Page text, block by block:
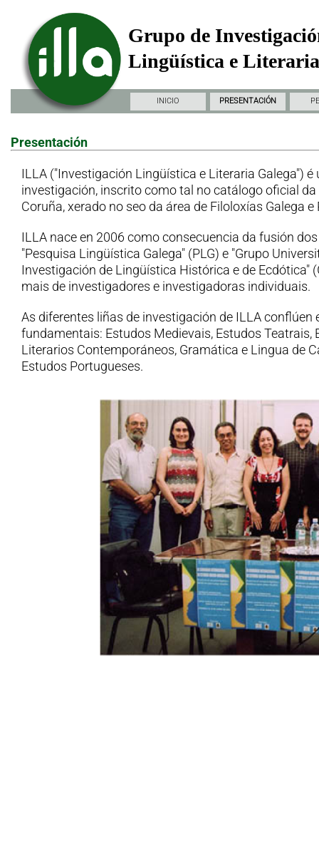
Grupo de
Lingüística e
INICIO PRESENTACIÓN
Presentación
ILLA ("Investigación Lingüística e Literaria Galega") é
investigación, inscrito como tal no catálogo oficial da
Coruña, xerado no seo da área de Filoloxías Galega e
ILLA nace en 2006 como consecuencia da fusión
"Pesquisa Lingüística Galega" (PLG) e "Grupo
Investigación de Lingüística Histórica e de Ecdótica"
mais de investigadores e investigadoras individuais.
As diferentes liñas de investigación de ILLA conflúen
fundamentais: Estudos Medievais, Estudos Teatrais,
Literarios Contemporáneos, Gramática e Lingua de
Estudos Portugueses.